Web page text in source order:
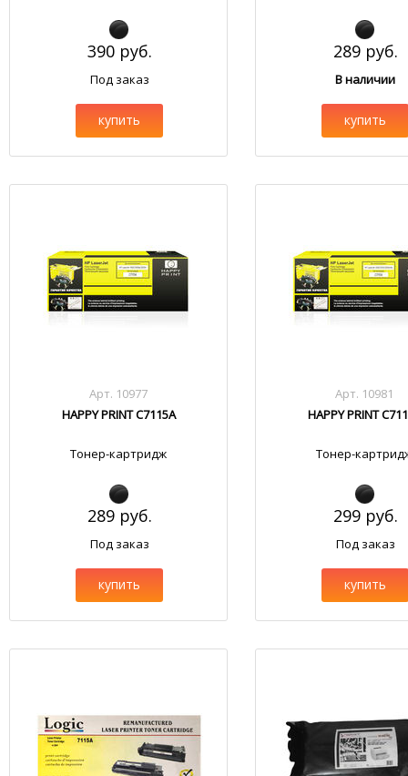
390 руб.
Под заказ
купить
289 руб.
В наличии
купить
Арт. 10977
HAPPY PRINT C7115A
Тонер-картридж
289 руб.
Под заказ
купить
Арт. 10981
HAPPY PRINT
Тонер-
299 руб.
Под заказ
купить